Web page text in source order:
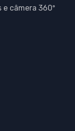
câmera 360º